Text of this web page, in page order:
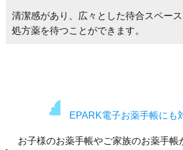
清潔感があり、広々とした待合スペー
処方薬を待つことができます。
EPARK電子お薬手帳にも
お子様のお薬手帳やご家族のお薬手帳